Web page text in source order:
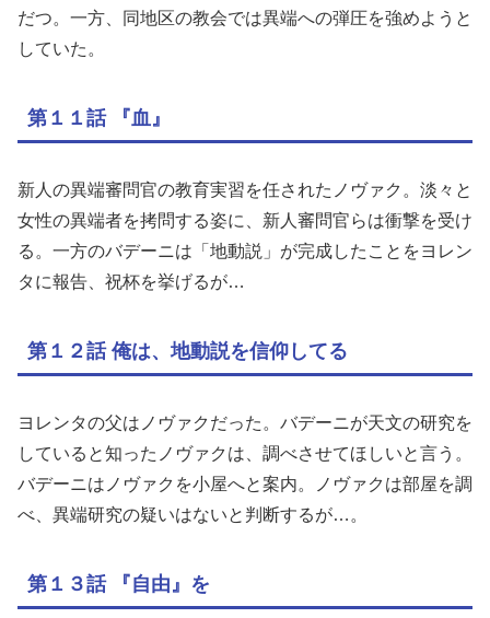
だつ。一方、同地区の教会では異端への弾圧を強めようと
していた。
第１１話 『血』
新人の異端審問官の教育実習を任されたノヴァク。淡々と
女性の異端者を拷問する姿に、新人審問官らは衝撃を受け
る。一方のバデーニは「地動説」が完成したことをヨレン
タに報告、祝杯を挙げるが…
第１２話 俺は、地動説を信仰してる
ヨレンタの父はノヴァクだった。バデーニが天文の研究を
していると知ったノヴァクは、調べさせてほしいと言う。
バデーニはノヴァクを小屋へと案内。ノヴァクは部屋を調
べ、異端研究の疑いはないと判断するが…。
第１３話 『自由』を